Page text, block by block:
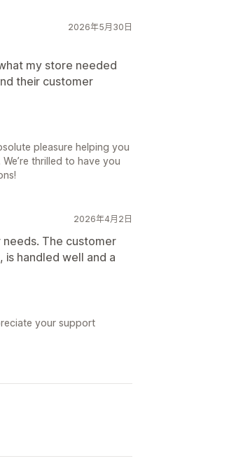
2026年5月30日
my store needed
their customer
pleasure helping you
thrilled to have you
2026年4月2日
The customer
handled well and a
your support